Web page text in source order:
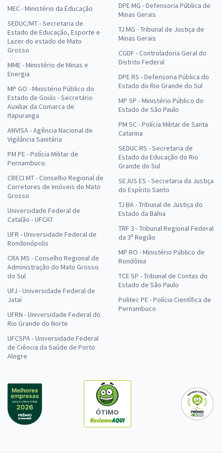
MEC - Ministério da Educação
SEDUC/MT - Secretaria de
Estado de Educação, Esporte e
Lazer do estado de Mato
Grosso
MME - Ministério de Minas e
Energia
MP GO - Ministério Público do
Estado de Goiás - Secretário
Auxiliar da Comarca de
Itapuranga
ANVISA - Agência Nacional de
Vigilância Sanitária
PM PE - Polícia Militar de
Pernambuco
CRECI MT - Conselho Regional de
Corretores de Imóveis do Mato
Grosso
Universidade Federal de
Catalão - UFCAT
UFR - Universidade Federal de
Rondonópolis
CRA MS - Conselho Regional de
Administração do Mato Grosso
do Sul
UFJ - Universidade Federal de
Jataí
UFRN - Universidade Federal do
Rio Grande do Norte
UFCSPA - Universidade Federal
de Ciência da Saúde de Porto
Alegre
DPE MG - Defensoria Pública de
Minas Gerais
TJ MG - Tribunal de Justiça de
Minas Gerais
CGDF - Controladoria Geral do
Distrito Federal
DPE RS - Defensoria Pública do
Estado do Rio Grande do Sul
MP SP - Ministério Público do
Estado de São Paulo
PM SC - Polícia Militar de Santa
Catarina
SEDUC RS - Secretaria de
Estado da Educação do Rio
Grande do Sul
SEJUS ES - Secretaria da Justiça
do Espírito Santo
TJ BA - Tribunal de Justiça do
Estado da Bahia
TRF 3 - Tribunal Regional Federal
da 3ª Região
MP RO - Ministério Público de
Rondônia
TCE SP - Tribunal de Contas do
Estado de São Paulo
Politec PE - Polícia Científica de
Pernambuco
ÓTIMO